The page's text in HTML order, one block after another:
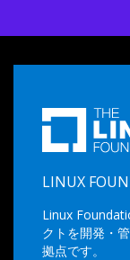
LINUX
Linux
クトを開発・
拠点です。